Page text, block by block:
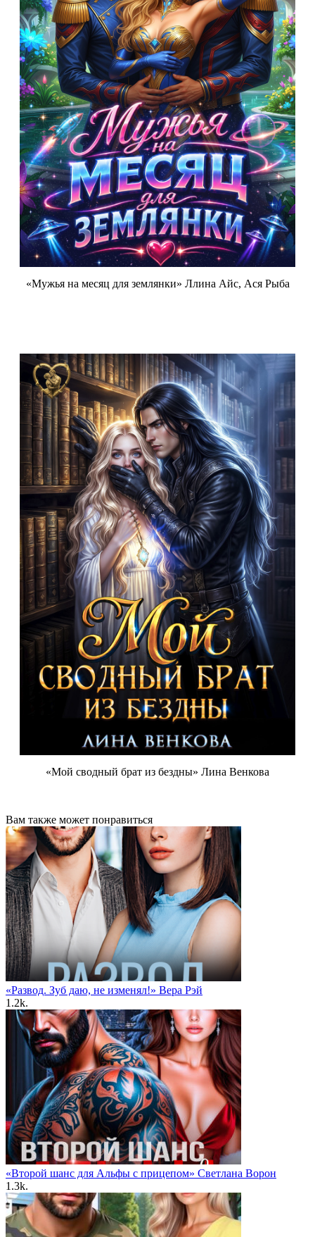
«Мужья на месяц для землянки» Ллина Айс, Ася Рыба
«Мой сводный брат из бездны» Лина Венкова
Вам также может понравиться
«Развод. Зуб даю, не изменял!» Вера Рэй
1.2k.
«Второй шанс для Альфы с прицепом» Светлана Ворон
1.3k.